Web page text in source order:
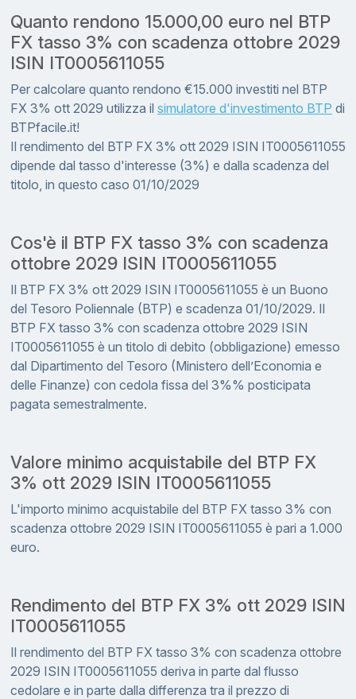
Quanto rendono 15.000,00 euro nel BTP
FX tasso 3% con scadenza ottobre 2029
ISIN IT0005611055
Per calcolare quanto rendono €15.000 investiti nel BTP
FX 3% ott 2029 utilizza il simulatore d'investimento BTP di
BTPfacile.it!
Il rendimento del BTP FX 3% ott 2029 ISIN IT0005611055
dipende dal tasso d'interesse (3%) e dalla scadenza del
titolo, in questo caso 01/10/2029
Cos'è il BTP FX tasso 3% con scadenza
ottobre 2029 ISIN IT0005611055
Il BTP FX 3% ott 2029 ISIN IT0005611055 è un Buono
del Tesoro Poliennale (BTP) e scadenza 01/10/2029. Il
BTP FX tasso 3% con scadenza ottobre 2029 ISIN
IT0005611055 è un titolo di debito (obbligazione) emesso
dal Dipartimento del Tesoro (Ministero dell’Economia e
delle Finanze) con cedola fissa del 3%% posticipata
pagata semestralmente.
Valore minimo acquistabile del BTP FX
3% ott 2029 ISIN IT0005611055
L'importo minimo acquistabile del BTP FX tasso 3% con
scadenza ottobre 2029 ISIN IT0005611055 è pari a 1.000
euro.
Rendimento del BTP FX 3% ott 2029 ISIN
IT0005611055
Il rendimento del BTP FX tasso 3% con scadenza ottobre
2029 ISIN IT0005611055 deriva in parte dal flusso
cedolare e in parte dalla differenza tra il prezzo di